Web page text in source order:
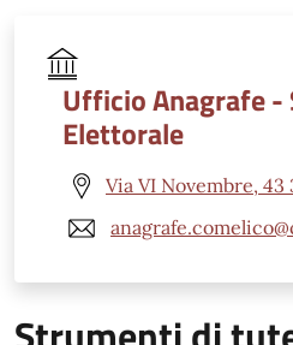
Ufficio Anagrafe -
Elettorale
Via VI Novembre,